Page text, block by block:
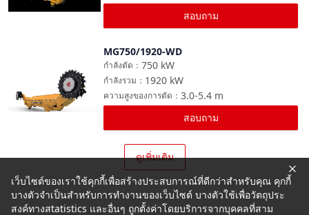
สอบถาม
MG750/1920-WD
750 kW
กำลังตัด ：
1920 kW
กำลังรวม ：
3.0-5.4 m
ความสูงของการตัด ：
สอบถาม
ดูเพิ่มเติม
เว็บไซต์ของเราใช้คุกกี้เพื่อสร้างประสบการณ์ที่ดีกว่าสำหรับคุณ คุกกี้
บางตัวจำเป็นสำหรับการทำงานของเว็บไซต์ บางตัวใช้เพื่อวัตถุประ
สงค์ทางสtatistics และอื่นๆ ถูกตั้งค่าโดยบริการจากบุคคลที่สาม